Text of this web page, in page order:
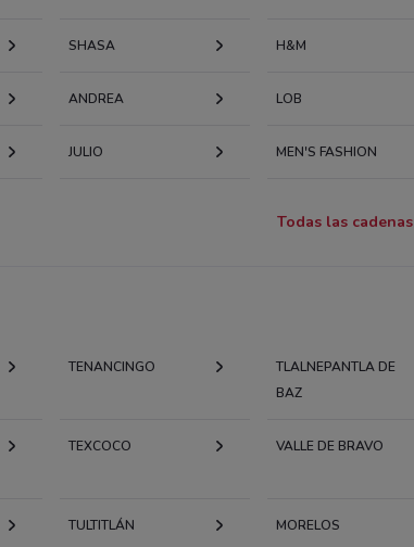
SHASA H&M
ANDREA LOB
JULIO MEN'S FASHION
Todas las cadenas
TENANCINGO
TLALNEPANTLA DE
BAZ
TEXCOCO VALLE DE BRAVO
TULTITLÁN MORELOS